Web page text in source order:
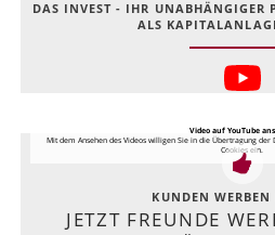
DAS INVEST - IHR UNABHÄNGIGER
ALS
Video auf YouTube
Mit dem Ansehen des Videos willigen Sie in die Übertragung
Cookies ein.
KUNDEN WERBEN
JETZT FREUNDE